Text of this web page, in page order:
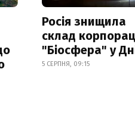
Росія знищила
склад
"Біосфера" у
5 СЕРПНЯ, 09:15